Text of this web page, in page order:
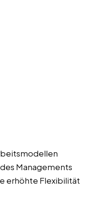
Managements
erhöhte Flexibilität